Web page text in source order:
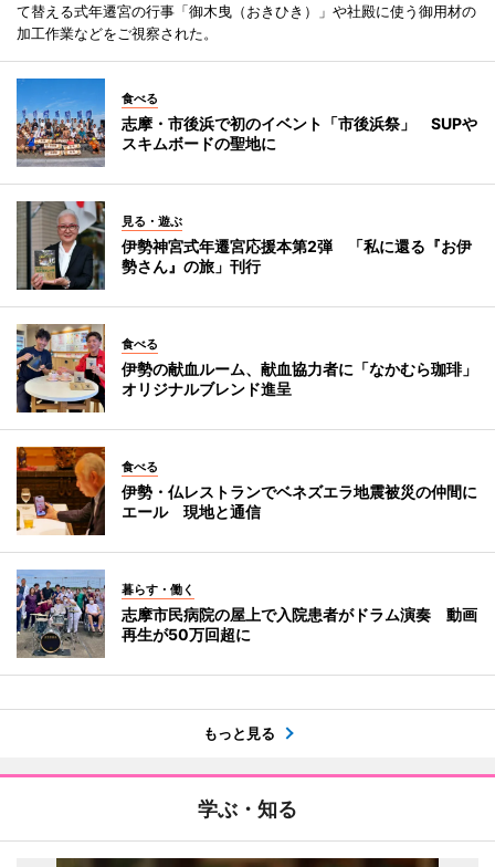
て替える式年遷宮の行事「御木曳（おきひき）」や社殿に使う御用材の
加工作業などをご視察された。
食べる
志摩・市後浜で初のイベント「市後浜祭」 SUPや
スキムボードの聖地に
見る・遊ぶ
伊勢神宮式年遷宮応援本第2弾 「私に還る『お伊
勢さん』の旅」刊行
食べる
伊勢の献血ルーム、献血協力者に「なかむら珈琲」
オリジナルブレンド進呈
食べる
伊勢・仏レストランでベネズエラ地震被災の仲間に
エール 現地と通信
暮らす・働く
志摩市民病院の屋上で入院患者がドラム演奏 動画
再生が50万回超に
もっと見る
学ぶ・知る